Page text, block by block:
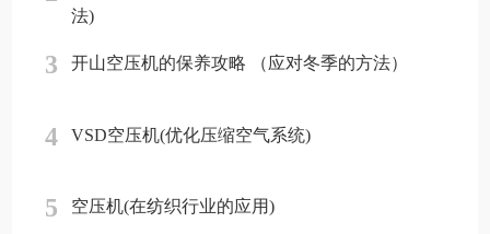
法)
3 开山空压机的保养攻略 （应对冬季的方法）
4 VSD空压机(优化压缩空气系统)
5 空压机(在纺织行业的应用)